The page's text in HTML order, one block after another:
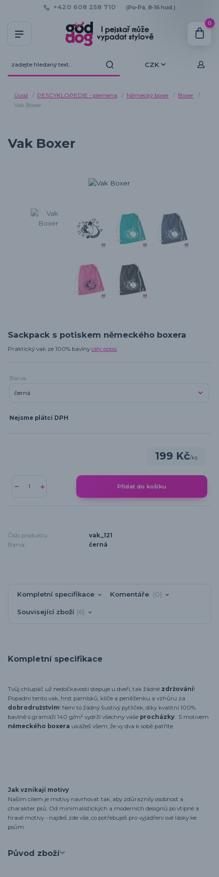
CZK
+420 608 258 710 (Po-Pá, 8-16 hod.)
0
Úvod PESCYKLOPEDIE - plemena Německý boxer
Boxer
Vak Boxer
Vak Boxer
Sackpack s potiskem německého boxera
Praktický vak ze 100% bavlny celý popis
Barva
Nejsme plátci DPH
199 Kč/ks
Přidat do košíku
Číslo produktu:
vak_121
Barva:
černá
Kompletní specifikace Komentáře 0
Související zboží 6
Kompletní specifikace
Tvůj chlupáč už nedočkavostí stepuje u dveří, tak žádné zdržování!
Popadni tento vak, hrst pamlsků, klíče a peněženku a vzhůru za
dobrodružstvím! Není to žádný šustivý pytlíček, díky kvalitní 100%
bavlně s gramáží 140 g/m² vydrží všechny vaše procházky. S motivem
německého boxera ukážeš všem, že vy dva k sobě patříte.
Jak vznikají motivy
Naším cílem je motivy navrhovat tak, aby zdůraznily osobnost a
charakter psů. Od minimalistických a moderních designů po vtipné a
hravé motivy - najdeš zde vše, co potřebuješ pro vyjádření své lásky ke
psům.
Původ zboží